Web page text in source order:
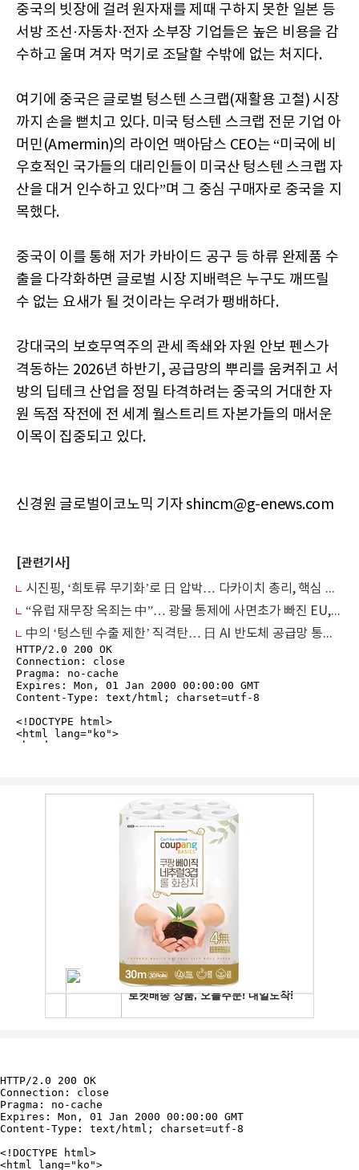
중국의 빗장에 걸려 원자재를 제때 구하지 못한 일본 등
서방 조선·자동차·전자 소부장 기업들은 높은 비용을 감
수하고 울며 겨자 먹기로 조달할 수밖에 없는 처지다.
여기에 중국은 글로벌 텅스텐 스크랩(재활용 고철) 시장
까지 손을 뻗치고 있다. 미국 텅스텐 스크랩 전문 기업 아
머민(Amermin)의 라이언 맥아담스 CEO는 “미국에 비
우호적인 국가들의 대리인들이 미국산 텅스텐 스크랩 자
산을 대거 인수하고 있다”며 그 중심 구매자로 중국을 지
목했다.
중국이 이를 통해 저가 카바이드 공구 등 하류 완제품 수
출을 다각화하면 글로벌 시장 지배력은 누구도 깨뜨릴
수 없는 요새가 될 것이라는 우려가 팽배하다.
강대국의 보호무역주의 관세 족쇄와 자원 안보 펜스가
격동하는 2026년 하반기, 공급망의 뿌리를 움켜쥐고 서
방의 딥테크 산업을 정밀 타격하려는 중국의 거대한 자
원 독점 작전에 전 세계 월스트리트 자본가들의 매서운
이목이 집중되고 있다.
신경원 글로벌이코노믹 기자 shincm@g-enews.com
[관련기사]
시진핑, ‘희토류 무기화’로 日 압박… 다카이치 총리, 핵심 광물 규제에 ‘사면초가’
“유럽 재무장 옥죄는 中”… 광물 통제에 사면초가 빠진 EU, ‘글로벌 동맹’ 사활
中의 ‘텅스텐 수출 제한’ 직격탄… 日 AI 반도체 공급망 통째로 흔들린다